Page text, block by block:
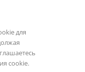
для
cookie.